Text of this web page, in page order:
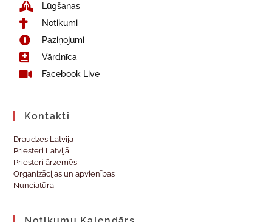
Lūgšanas
Notikumi
Paziņojumi
Vārdnīca
Facebook Live
Kontakti
Draudzes Latvijā
Priesteri Latvijā
Priesteri ārzemēs
Organizācijas un apvienības
Nunciatūra